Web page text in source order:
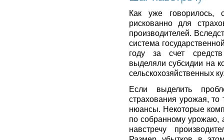
Как уже говорилось,
рискованно для
производителей.
система
году за счет
выделяли субсидии на
сельскохозяйственных
Если выделить
страхования урожая, то
нюансы. Некоторые
по собранному урожаю,
навстречу